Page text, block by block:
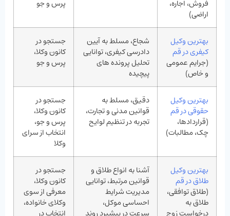
فروش، اجاره،
اراضی)
پرس‌ و جو
بهترین وکیل
کیفری در قم
(جرایم عمومی
و خاص)
شجاع، مسلط به آیین
دادرسی کیفری، توانایی
تحلیل پرونده‌ های
پیچیده
جستجو در
کانون وکلا،
پرس‌ و جو
بهترین وکیل
حقوقی در قم
(قراردادها،
چک، مطالبات)
دقیق، مسلط به
قوانین مدنی و تجارت،
تجربه در تنظیم لوایح
جستجو در
کانون وکلا،
پرس‌ و جو،
انتخاب از سرای
وکلا
بهترین وکیل
طلاق در قم
(طلاق توافقی،
طلاق به
درخواست زوج
آشنا به انواع طلاق و
قوانین مرتبط، توانایی
مدیریت شرایط
احساسی موکل،
سرعت در پیشبرد روند
جستجو در
کانون وکلا،
معرفی از سوی
وکلای خانواده،
انتخاب در